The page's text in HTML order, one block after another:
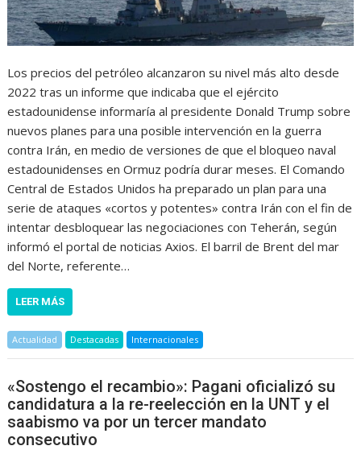
Los precios del petróleo alcanzaron su nivel más alto desde
2022 tras un informe que indicaba que el ejército
estadounidense informaría al presidente Donald Trump sobre
nuevos planes para una posible intervención en la guerra
contra Irán, en medio de versiones de que el bloqueo naval
estadounidenses en Ormuz podría durar meses. El Comando
Central de Estados Unidos ha preparado un plan para una
serie de ataques «cortos y potentes» contra Irán con el fin de
intentar desbloquear las negociaciones con Teherán, según
informó el portal de noticias Axios. El barril de Brent del mar
del Norte, referente…
LEER MÁS
Actualidad Destacadas Internacionales
«Sostengo el recambio»: Pagani oficializó su
candidatura a la re-reelección en la UNT y el
saabismo va por un tercer mandato
consecutivo